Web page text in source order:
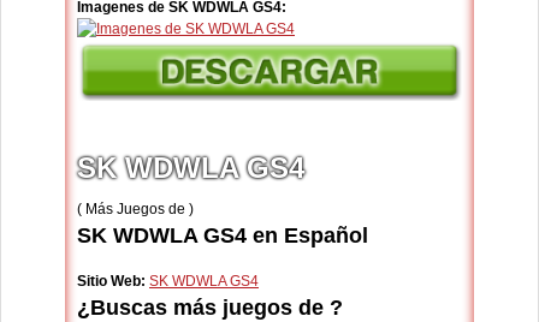
Imagenes de SK WDWLA GS4:
SK WDWLA GS4
( Más Juegos de )
SK WDWLA GS4 en Español
Sitio Web: SK WDWLA GS4
¿Buscas más juegos de ?